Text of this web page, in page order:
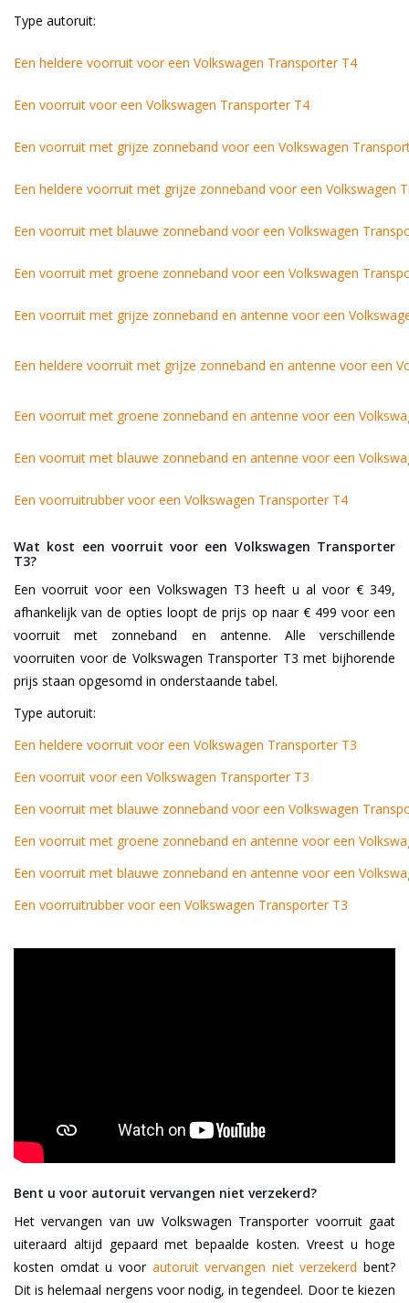
Type autoruit:
Een heldere voorruit voor een Volkswagen Transporter T4
Een voorruit voor een Volkswagen Transporter T4
Een voorruit met grijze zonneband voor een Volkswagen
Een heldere voorruit met grijze zonneband voor een Volkswagen
Een voorruit met blauwe zonneband voor een Volkswagen
Een voorruit met groene zonneband voor een Volkswagen
Een voorruit met grijze zonneband en antenne voor een
Een heldere voorruit met grijze zonneband en antenne voor een
Een voorruit met groene zonneband en antenne voor een
Een voorruit met blauwe zonneband en antenne voor een
Een voorruitrubber voor een Volkswagen Transporter T4
Wat kost een voorruit voor een Volkswagen Transporter
T3?
Een voorruit voor een Volkswagen T3 heeft u al voor € 349,
afhankelijk van de opties loopt de prijs op naar € 499 voor een
voorruit met zonneband en antenne. Alle verschillende
voorruiten voor de Volkswagen Transporter T3 met bijhorende
prijs staan opgesomd in onderstaande tabel.
Type autoruit:
Een heldere voorruit voor een Volkswagen Transporter T3
Een voorruit voor een Volkswagen Transporter T3
Een voorruit met blauwe zonneband voor een Volkswagen
Een voorruit met groene zonneband en antenne voor een
Een voorruit met blauwe zonneband en antenne voor een
Een voorruitrubber voor een Volkswagen Transporter T3
Bent u voor autoruit vervangen niet verzekerd?
Het vervangen van uw Volkswagen Transporter voorruit gaat
uiteraard altijd gepaard met bepaalde kosten. Vreest u hoge
kosten omdat u voor autoruit vervangen niet verzekerd bent?
Dit is helemaal nergens voor nodig, in tegendeel. Door te kiezen